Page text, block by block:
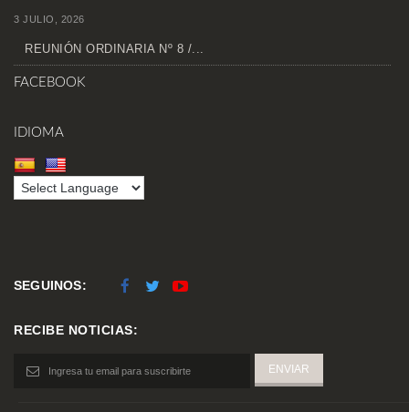
3 JULIO, 2026
REUNIÓN ORDINARIA Nº 8 /...
FACEBOOK
IDIOMA
SEGUINOS:
RECIBE NOTICIAS: